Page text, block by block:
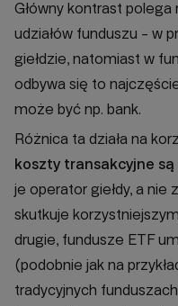
Główny kontrast
udziałów funduszu - w
giełdzie, natomiast w
odbywa się to
może być np. bank.
Różnica ta działa na
koszty transakcyjne
je operator giełdy, a nie
skutkuje
drugie, fundusze ETF
(podobnie jak na
tradycyjnych